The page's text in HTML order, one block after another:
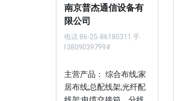
南京普杰通信设备有
限公司
电话 86-25-86180311 手
机 13809039799#
主营产品： 综合布线;家
居布线;总配线架;光纤配